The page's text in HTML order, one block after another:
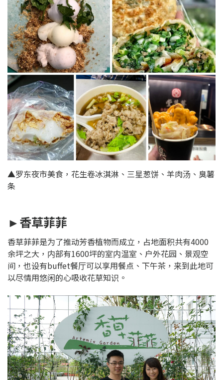
▲罗东夜市美食，花生卷冰淇淋、三星葱饼、羊肉汤、臭薯
条
►香草菲菲
香草菲菲是为了推动芳香植物而成立，占地面积共有4000
余坪之大，内部有1600坪的室内温室、户外花园、景观空
间，也设有buffet餐厅可以享用餐点、下午茶，来到此地可
以尽情用悠闲的心吸收花草知识。